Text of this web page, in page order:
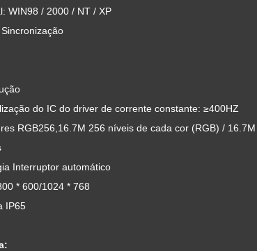
WIN98 / 2000 / NT / XP
do IC do driver de corrente constante: ≥400HZ
RGB256,16.7M 256 níveis de cada cor (RGB) /
Interruptor automático
* 600/1024 * 768
IP65